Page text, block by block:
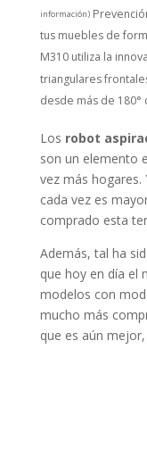
información)
tus muebles de
M310 utiliza la
triangulares
desde más de 180°
Los robot
son un elemento
vez más
cada vez es
comprado esta
Además, tal ha
que hoy en día el
modelos con
mucho más
que es aún